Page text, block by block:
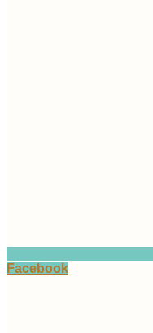
Facebook